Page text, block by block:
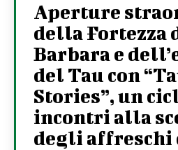
Aperture
della Fortezza
Barbara e
del Tau con
Stories”, un
incontri alla
degli affreschi